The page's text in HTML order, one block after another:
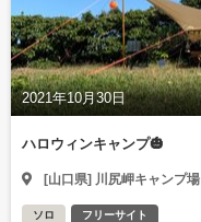
2021年10月30日
ハロウィンキャンプ🎃
[山口県] 川尻岬キャンプ場
ソロ フリーサイト